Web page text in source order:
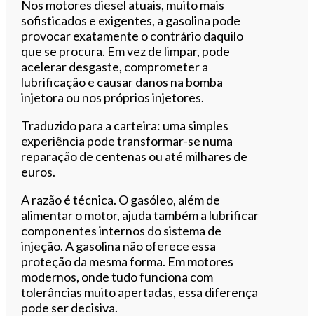
Nos motores diesel atuais, muito mais
sofisticados e exigentes, a gasolina pode
provocar exatamente o contrário daquilo
que se procura. Em vez de limpar, pode
acelerar desgaste, comprometer a
lubrificação e causar danos na bomba
injetora ou nos próprios injetores.
Traduzido para a carteira: uma simples
experiência pode transformar-se numa
reparação de centenas ou até milhares de
euros.
A razão é técnica. O gasóleo, além de
alimentar o motor, ajuda também a lubrificar
componentes internos do sistema de
injeção. A gasolina não oferece essa
proteção da mesma forma. Em motores
modernos, onde tudo funciona com
tolerâncias muito apertadas, essa diferença
pode ser decisiva.